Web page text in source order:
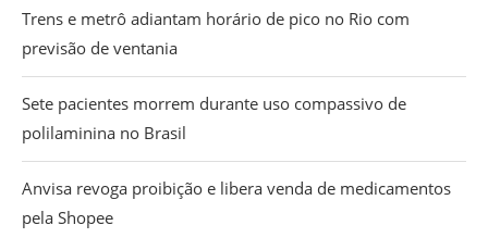
Trens e metrô adiantam horário de pico no Rio com
previsão de ventania
Sete pacientes morrem durante uso compassivo de
polilaminina no Brasil
Anvisa revoga proibição e libera venda de medicamentos
pela Shopee